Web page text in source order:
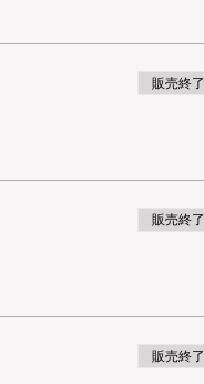
販売終了
販売終了
販売終了